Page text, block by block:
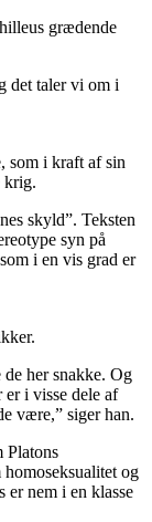
grædende
det taler vi om i
som i kraft af sin
krig.
skyld”. Teksten
syn på
i en vis grad er
her snakke. Og
er i visse dele af
være,” siger han.
Platons
og
er nem i en klasse